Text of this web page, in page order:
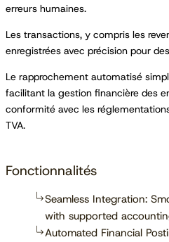
erreurs humaines.
Les transactions, y compris les
enregistrées avec précision pour
Le rapprochement automatisé
facilitant la gestion financière des
conformité avec les
TVA.
Fonctionnalités
Seamless Integration:
with supported
Automated Financial